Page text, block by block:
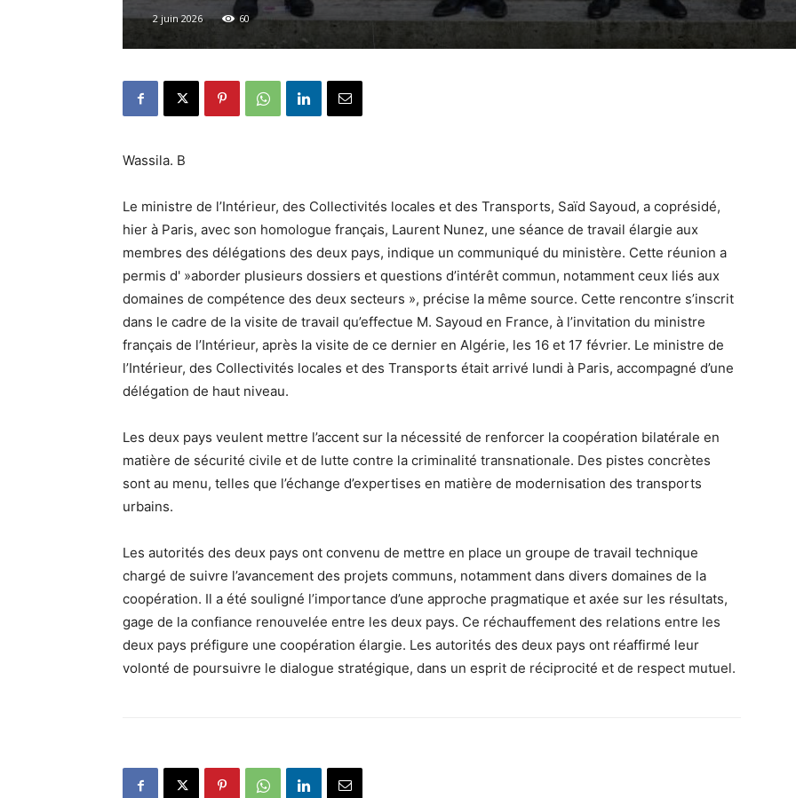
2 juin 2026 60
Wassila. B
Le ministre de l’Intérieur, des Collectivités locales et des Transports, Saïd Sayoud, a coprésidé,
hier à Paris, avec son homologue français, Laurent Nunez, une séance de travail élargie aux
membres des délégations des deux pays, indique un communiqué du ministère. Cette réunion a
permis d' »aborder plusieurs dossiers et questions d’intérêt commun, notamment ceux liés aux
domaines de compétence des deux secteurs », précise la même source. Cette rencontre s’inscrit
dans le cadre de la visite de travail qu’effectue M. Sayoud en France, à l’invitation du ministre
français de l’Intérieur, après la visite de ce dernier en Algérie, les 16 et 17 février. Le ministre de
l’Intérieur, des Collectivités locales et des Transports était arrivé lundi à Paris, accompagné d’une
délégation de haut niveau.
Les deux pays veulent mettre l’accent sur la nécessité de renforcer la coopération bilatérale en
matière de sécurité civile et de lutte contre la criminalité transnationale. Des pistes concrètes
sont au menu, telles que l’échange d’expertises en matière de modernisation des transports
urbains.
Les autorités des deux pays ont convenu de mettre en place un groupe de travail technique
chargé de suivre l’avancement des projets communs, notamment dans divers domaines de la
coopération. Il a été souligné l’importance d’une approche pragmatique et axée sur les résultats,
gage de la confiance renouvelée entre les deux pays. Ce réchauffement des relations entre les
deux pays préfigure une coopération élargie. Les autorités des deux pays ont réaffirmé leur
volonté de poursuivre le dialogue stratégique, dans un esprit de réciprocité et de respect mutuel.